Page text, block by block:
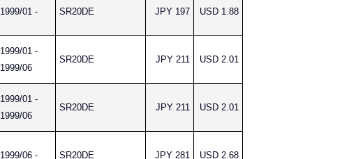
1999/01 - SR20DE JPY 197 USD 1.88
1999/01 -
1999/06
SR20DE JPY 211 USD 2.01
1999/01 -
1999/06
SR20DE JPY 211 USD 2.01
1999/06 - SR20DE JPY 281 USD 2.68